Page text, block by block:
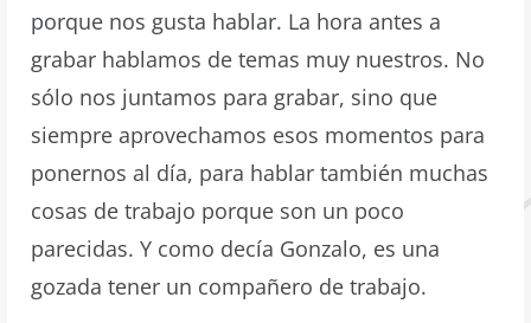
porque nos gusta hablar. La hora antes a
grabar hablamos de temas muy nuestros. No
sólo nos juntamos para grabar, sino que
siempre aprovechamos esos momentos para
ponernos al día, para hablar también muchas
cosas de trabajo porque son un poco
parecidas. Y como decía Gonzalo, es una
gozada tener un compañero de trabajo.